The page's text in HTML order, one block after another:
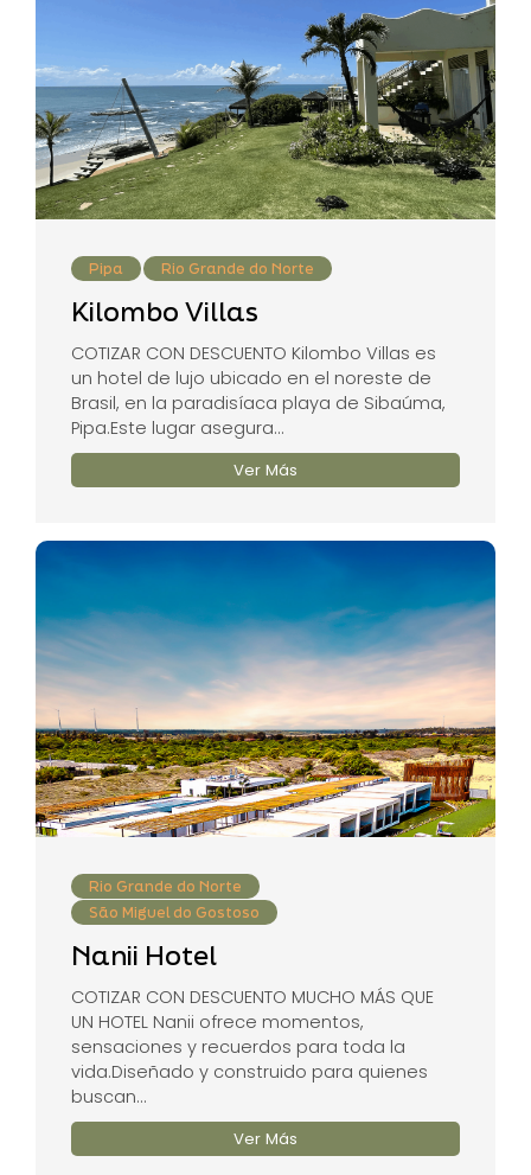
Pipa Rio Grande do Norte
Kilombo Villas
COTIZAR CON DESCUENTO Kilombo Villas es
un hotel de lujo ubicado en el noreste de
Brasil, en la paradisíaca playa de Sibaúma,
Pipa.Este lugar asegura...
Ver Más
Rio Grande do Norte
São Miguel do Gostoso
Nanii Hotel
COTIZAR CON DESCUENTO MUCHO MÁS QUE
UN HOTEL Nanii ofrece momentos,
sensaciones y recuerdos para toda la
vida.Diseñado y construido para quienes
buscan...
Ver Más